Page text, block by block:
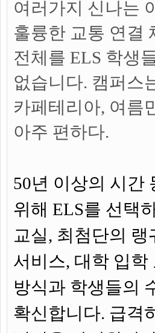
여러가지 신나는
훌륭한 교통 연결
전체를 ELS 학생
없습니다. 캠퍼스
카페테리아, 여름
아주 편하다.
50년 이상의 시간
위해 ELS를 선택
교실, 최첨단의
서비스, 대학 입학
방식과 학생들의
확신합니다. 급격